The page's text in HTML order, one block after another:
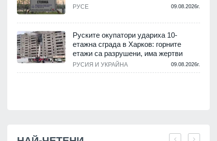
РУСЕ 09.08.2026г.
Руските окупатори удариха 10-
етажна сграда в Харков: горните
етажи са разрушени, има жертви
РУСИЯ И УКРАЙНА 09.08.2026г.